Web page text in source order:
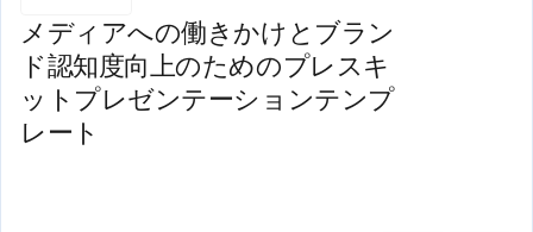
メディアへの働きかけとブラン
ド認知度向上のためのプレスキ
ットプレゼンテーションテンプ
レート